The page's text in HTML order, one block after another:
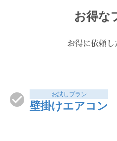
お得な
お得に依頼
お試しプラン
壁掛けエアコン